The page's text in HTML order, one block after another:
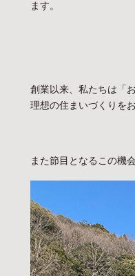
ます。
創業以来、私たちは「
理想の住まいづくりを
また節目となるこの機